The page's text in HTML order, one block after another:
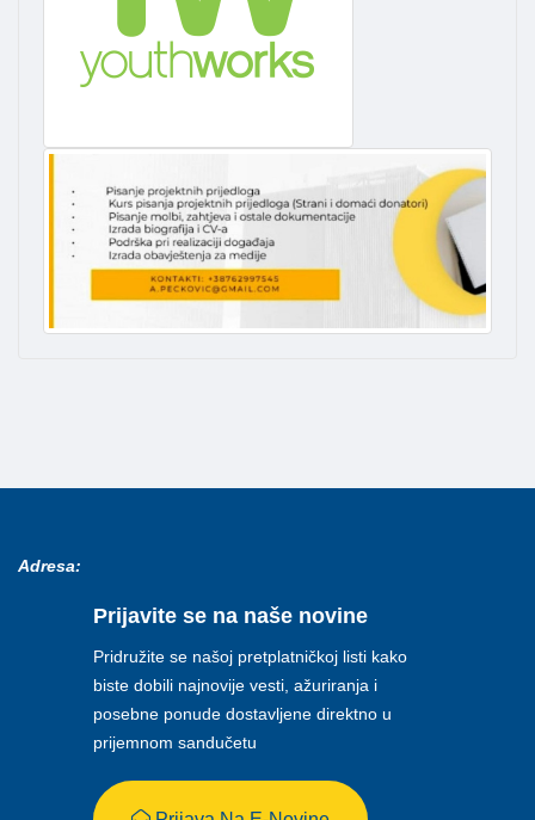
Adresa:
Prijavite se na naše novine
Pridružite se našoj pretplatničkoj listi kako
biste dobili najnovije vesti, ažuriranja i
posebne ponude dostavljene direktno u
prijemnom sandučetu